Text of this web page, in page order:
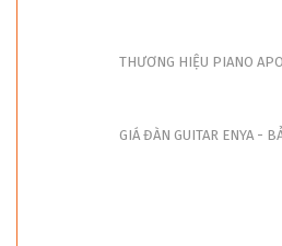
THƯƠNG HIỆU PIANO
GIÁ ĐÀN GUITAR ENYA -